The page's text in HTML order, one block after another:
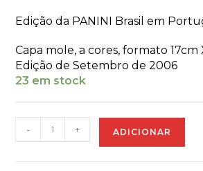
Edição da PANINI Brasil em
Capa mole, a cores, formato 17cm
Edição de Setembro de 2006
23 em stock
- + ADICIONAR